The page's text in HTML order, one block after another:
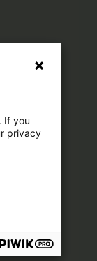
If you
privacy